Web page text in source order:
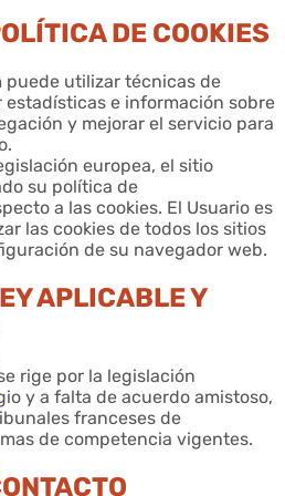
DE COOKIES
puede utilizar técnicas de
estadísticas e información sobre
y mejorar el servicio para
europea, el sitio
su política de
a las cookies. El Usuario es
las cookies de todos los sitios
de su navegador web.
APLICABLE Y
rige por la legislación
y a falta de acuerdo amistoso,
franceses de
de competencia vigentes.